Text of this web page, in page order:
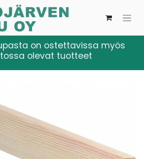
on ostettavissa myös
olevat tuotteet